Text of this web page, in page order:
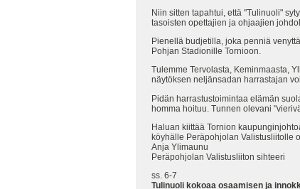
Niin sitten tapahtui, että "Tulinuoli"
tasoisten opettajien ja ohjaajien
Pienellä budjetilla, joka penniä
Pohjan Stadionille Tornioon.
Tulemme Tervolasta, Keminmaasta,
näytöksen neljänsadan harrastajan
Pidän harrastustoimintaa elämän
homma hoituu. Tunnen olevani
Haluan kiittää Tornion
köyhälle Peräpohjolan Valistusliitolle
Anja Ylimaunu
Peräpohjolan Valistusliiton sihteeri
ss. 6-7
Tulinuoli kokoaa osaamisen ja